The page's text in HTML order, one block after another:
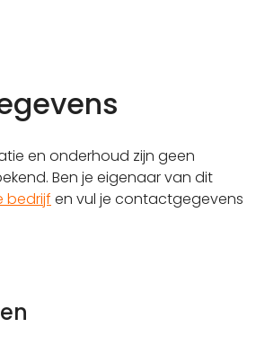
en onderhoud zijn geen
Ben je eigenaar van dit
bedrijf en vul je contactgegevens